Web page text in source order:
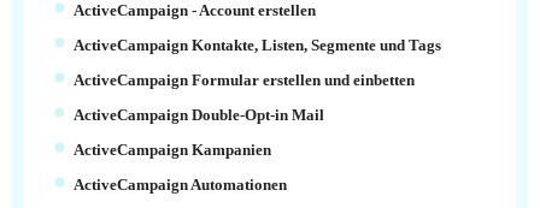
ActiveCampaign - Account erstellen
ActiveCampaign Kontakte, Listen, Segmente und Tags
ActiveCampaign Formular erstellen und einbetten
ActiveCampaign Double-Opt-in Mail
ActiveCampaign Kampanien
ActiveCampaign Automationen